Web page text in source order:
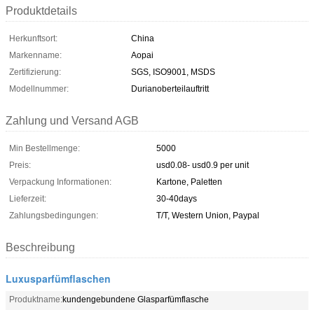
Produktdetails
Herkunftsort:
China
Markenname:
Aopai
Zertifizierung:
SGS, ISO9001, MSDS
Modellnummer:
Durianoberteilauftritt
Zahlung und Versand AGB
Min Bestellmenge:
5000
Preis:
usd0.08- usd0.9 per unit
Verpackung Informationen:
Kartone, Paletten
Lieferzeit:
30-40days
Zahlungsbedingungen:
T/T, Western Union, Paypal
Beschreibung
Luxusparfümflaschen
Produktname:kundengebundene Glasparfümflasche